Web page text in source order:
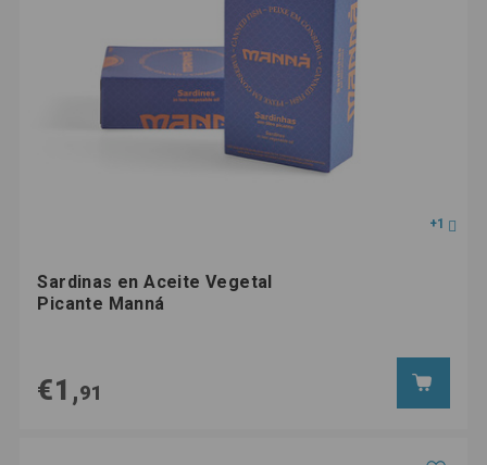
+1
Sardinas en Aceite Vegetal
Picante Manná
€1,91